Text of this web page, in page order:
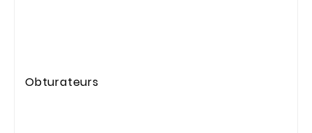
Obturateurs